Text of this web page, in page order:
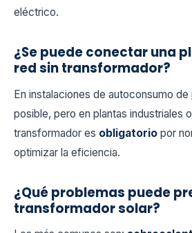
eléctrico.
¿Se puede conectar una
red sin transformador?
En instalaciones de autoconsumo
posible, pero en plantas industriales
transformador es obligatorio por
optimizar la eficiencia.
¿Qué problemas puede
transformador solar?